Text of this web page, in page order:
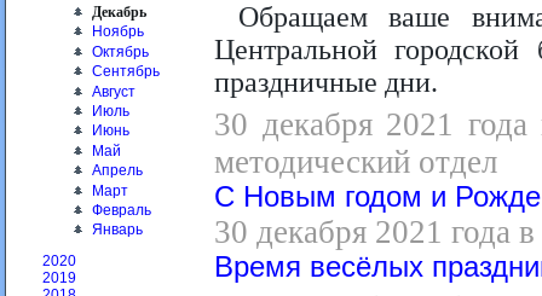
Декабрь
Ноябрь
Октябрь
Сентябрь
Август
Июль
Июнь
Май
Апрель
Март
Февраль
Январь
2020
2019
Обращаем ваше
Центральной
праздничные дни.
30 декабря 2021
методический отдел
С Новым годом и
30 декабря 2021 года
Время весёлых